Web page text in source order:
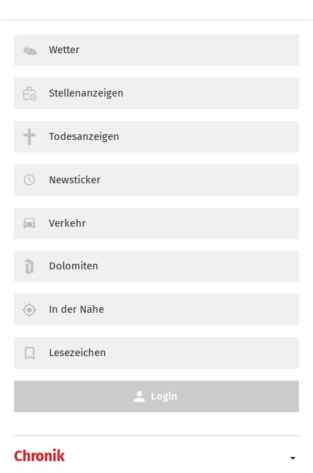
Chronik
Wetter
Stellenanzeigen
Todesanzeigen
Newsticker
Verkehr
Dolomiten
In der Nähe
Lesezeichen
Login